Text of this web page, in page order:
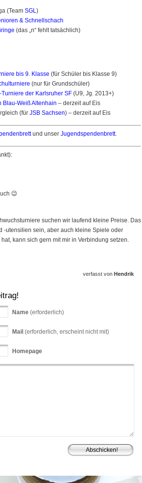
(Team SGL )
& Schnellschach
(das „n“ fehlt tatsächlich)
bis 9. Klasse (für Schüler bis Klasse 9)
(nur für Grundschüler)
der Karlsruher SF (U9, Jg. 2013+)
Blau-Weiß Altenhain – derzeit auf Eis
(für JSB Sachsen) – derzeit auf Eis
und unser Jugendspendenbrett.
😉
suchen wir laufend kleine Preise. Das
-utensilien sein, aber auch kleine Spiele oder
kann sich gern mit mir in Verbindung setzen.
verfasst von Hendrik
Name (erforderlich)
Mail (erforderlich, erscheint nicht mit)
Homepage